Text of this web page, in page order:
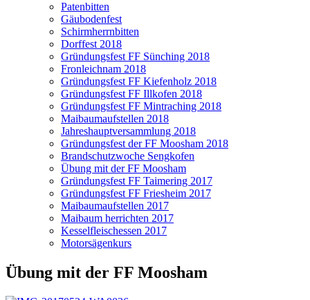
Patenbitten
Gäubodenfest
Schirmherrnbitten
Dorffest 2018
Gründungsfest FF Sünching 2018
Fronleichnam 2018
Gründungsfest FF Kiefenholz 2018
Gründungsfest FF Illkofen 2018
Gründungsfest FF Mintraching 2018
Maibaumaufstellen 2018
Jahreshauptversammlung 2018
Gründungsfest der FF Moosham 2018
Brandschutzwoche Sengkofen
Übung mit der FF Moosham
Gründungsfest FF Taimering 2017
Gründungsfest FF Friesheim 2017
Maibaumaufstellen 2017
Maibaum herrichten 2017
Kesselfleischessen 2017
Motorsägenkurs
Übung mit der FF Moosham